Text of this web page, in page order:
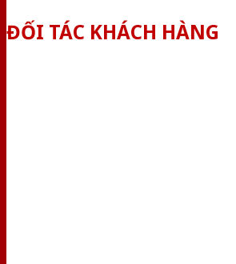
ĐỐI TÁC KHÁCH HÀNG